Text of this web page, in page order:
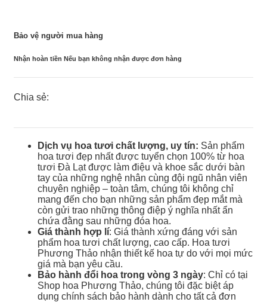
Bảo vệ người mua hàng
Nhận hoàn tiền Nếu bạn không nhận được đơn hàng
Chia sẻ:
Dịch vụ hoa tươi chất lượng, uy tín: Sản phẩm
hoa tươi đẹp nhất được tuyển chọn 100% từ hoa
tươi Đà Lạt được làm điệu và khoe sắc dưới bàn
tay của những nghệ nhân cùng đội ngũ nhân viên
chuyên nghiệp – toàn tâm, chúng tôi không chỉ
mang đến cho bạn những sản phẩm đẹp mắt mà
còn gửi trao những thông điệp ý nghĩa nhất ẩn
chứa đằng sau những đóa hoa.
Giá thành hợp lí: Giá thành xứng đáng với sản
phẩm hoa tươi chất lượng, cao cấp. Hoa tươi
Phương Thảo nhận thiết kế hoa tự do với mọi mức
giá mà bạn yêu cầu.
Bảo hành đổi hoa trong vòng 3 ngày: Chỉ có tại
Shop hoa Phương Thảo, chúng tôi đặc biệt áp
dụng chính sách bảo hành dành cho tất cả đơn